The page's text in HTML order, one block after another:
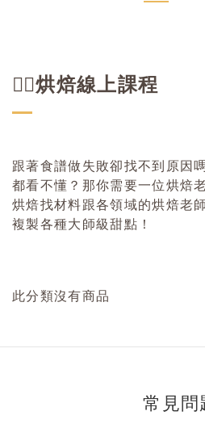
👉🏻烘焙線上課程
跟著食譜做失敗卻找不到原因
都看不懂？那你需要一位烘焙
烘焙找材料跟各領域的烘焙老
複製各種大師級甜點！
此分類沒有商品
常見問